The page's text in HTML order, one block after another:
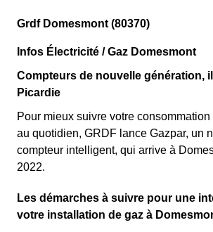
Grdf Domesmont (80370)
Infos Électricité / Gaz Domesmont
Compteurs de nouvelle génération,
Picardie
Pour mieux suivre votre consommation
au quotidien, GRDF lance Gazpar, un
compteur intelligent, qui arrive à
2022.
Les démarches à suivre pour une
votre installation de gaz à